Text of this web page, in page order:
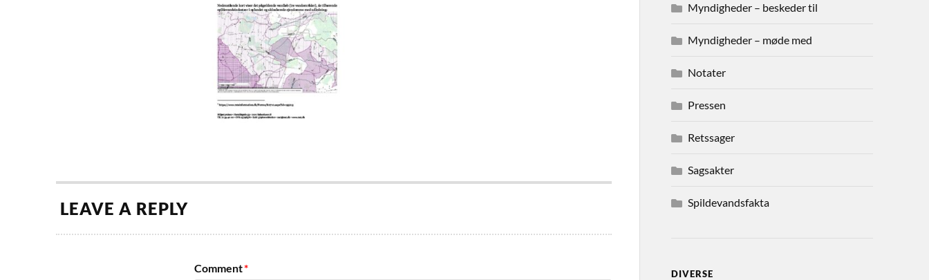
LEAVE A REPLY
Comment*
Myndigheder – beskeder til
Myndigheder – møde med
Notater
Pressen
Retssager
Sagsakter
Spildevandsfakta
DIVERSE